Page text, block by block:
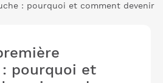
: pourquoi et comment devenir
pourquoi et